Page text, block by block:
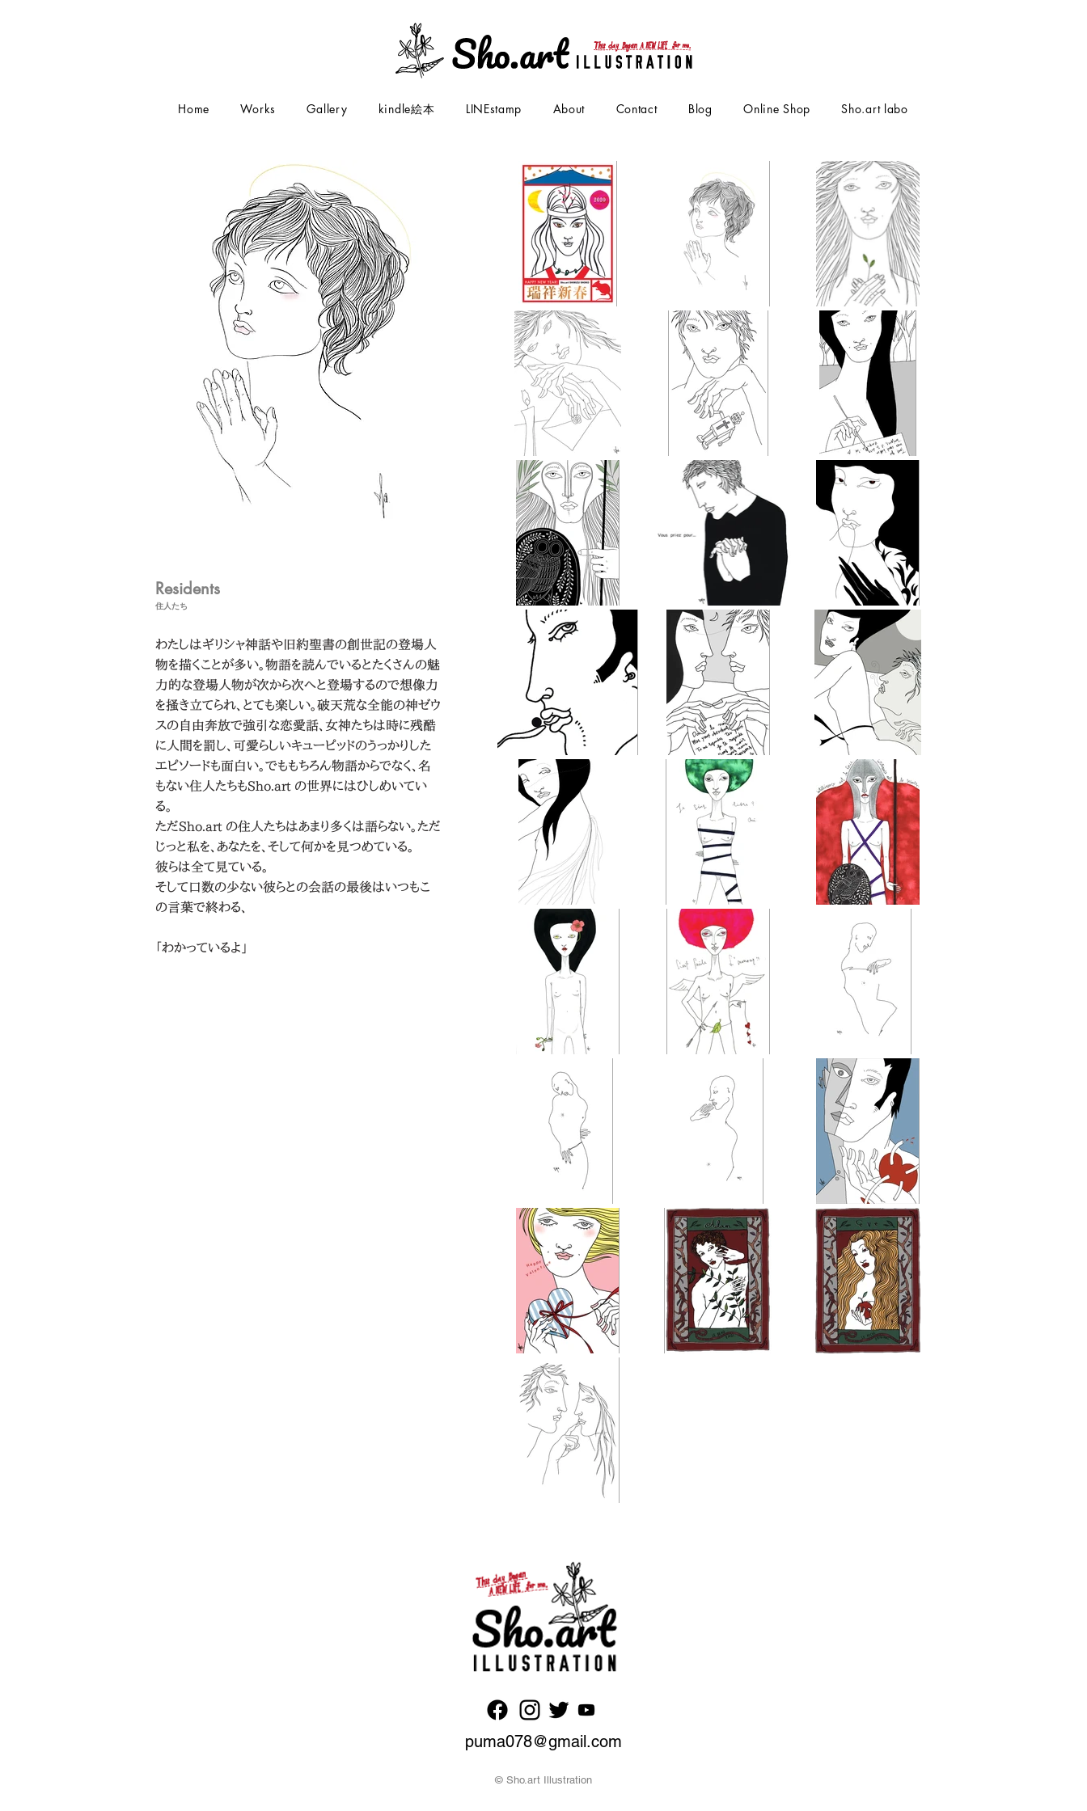
Home Works Gallery kindle絵本 LINEstamp About Contact Blog Online Shop Sho.art labo
Residents
​住人たち
わたしはギリシャ神話や旧約聖書の創世記の登場人
物を描くことが多い。物語を読んでいるとたくさんの魅
力的な登場人物が次から次へと登場するので想像力
を掻き立てられ、とても楽しい。破天荒な全能の神ゼウ
スの自由奔放で強引な恋愛話、女神たちは時に残酷
に人間を罰し、可愛らしいキューピッドのうっかりした
エピソードも面白い。でももちろん物語からでなく、名
もない住人たちもSho.art の世界にはひしめいてい
る。
ただSho.art の住人たちはあまり多くは語らない。ただ
じっと私を、あなたを、そして何かを見つめている。
彼らは全て見ている。
そして口数の少ない彼らとの会話の最後はいつもこ
の言葉で終わる、
「わかっているよ」
puma078@gmail.com
© Sho.art Illustration